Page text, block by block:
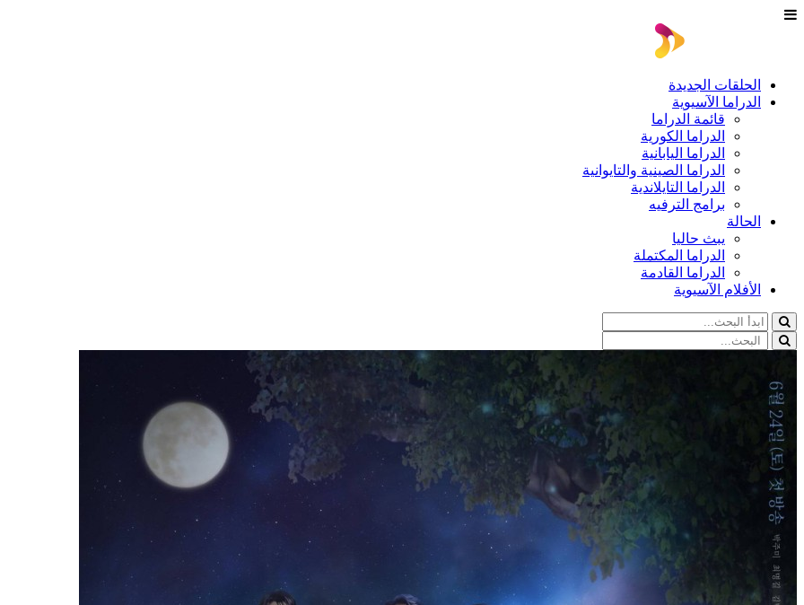
الحلقات الجديدة
الدراما الآسيوية
قائمة الدراما
الدراما الكورية
الدراما اليابانية
الدراما الصينية والتايوانية
الدراما التايلاندية
برامج الترفيه
الحالة
يبث حاليا
الدراما المكتملة
الدراما القادمة
الأفلام الآسيوية